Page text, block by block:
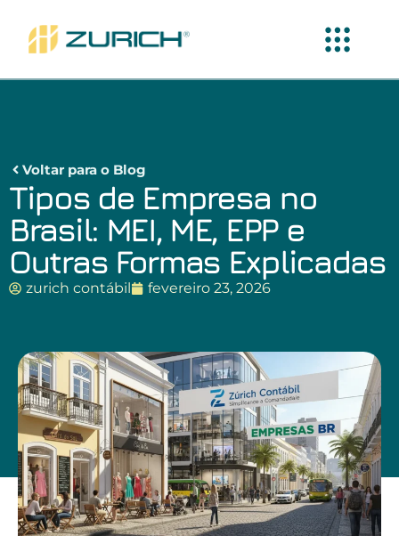
Voltar para o Blog
Tipos de Empresa no
Brasil: MEI, ME, EPP e
Outras Formas Explicadas
zurich contábil fevereiro 23, 2026